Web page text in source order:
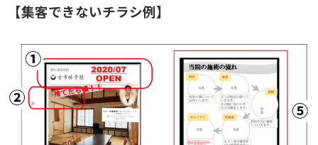
【集客できないチラシ例】